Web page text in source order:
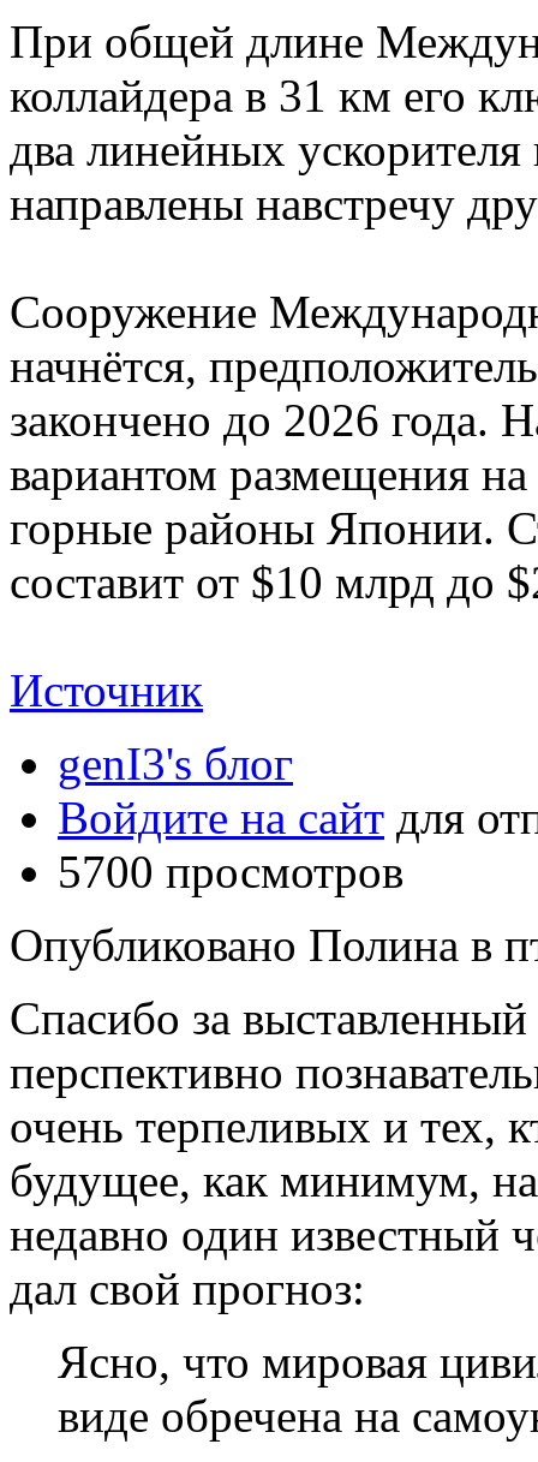
При общей длине
коллайдера в 31 км его
два линейных
направлены навстречу
Сооружение
начнётся,
закончено до 2026 года.
вариантом размещения
горные районы Японии.
составит от $10 млрд до $
Источник
genI3's блог
Войдите на сайт для
5700 просмотров
Опубликовано Полина в
Спасибо за
перспективно
очень терпеливых и тех,
будущее, как минимум,
недавно один известный
дал свой прогноз:
Ясно, что мировая
виде обречена на